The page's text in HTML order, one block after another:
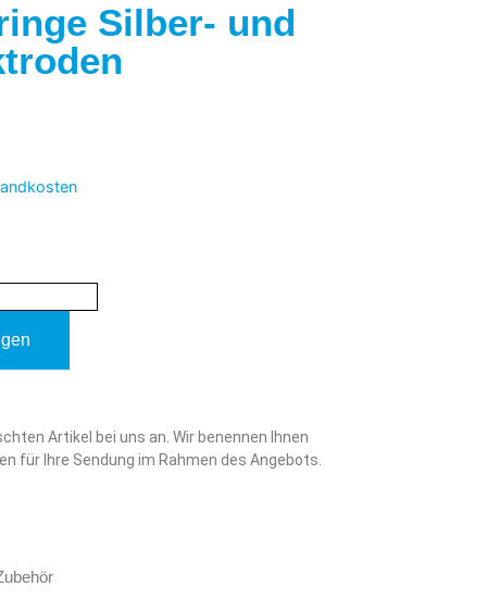
Silber- und
Artikel bei uns an. Wir benennen Ihnen
für Ihre Sendung im Rahmen des Angebots.